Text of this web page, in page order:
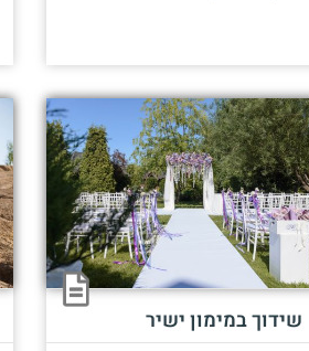
שידוך במימון ישיר